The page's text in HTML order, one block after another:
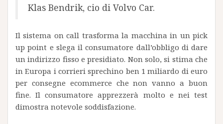
Klas Bendrik, cio di Volvo Car.
Il sistema on call trasforma la macchina in un pick
up point e slega il consumatore dall’obbligo di dare
un indirizzo fisso e presidiato. Non solo, si stima che
in Europa i corrieri sprechino ben 1 miliardo di euro
per consegne ecommerce che non vanno a buon
fine. Il consumatore apprezzerà molto e nei test
dimostra notevole soddisfazione.